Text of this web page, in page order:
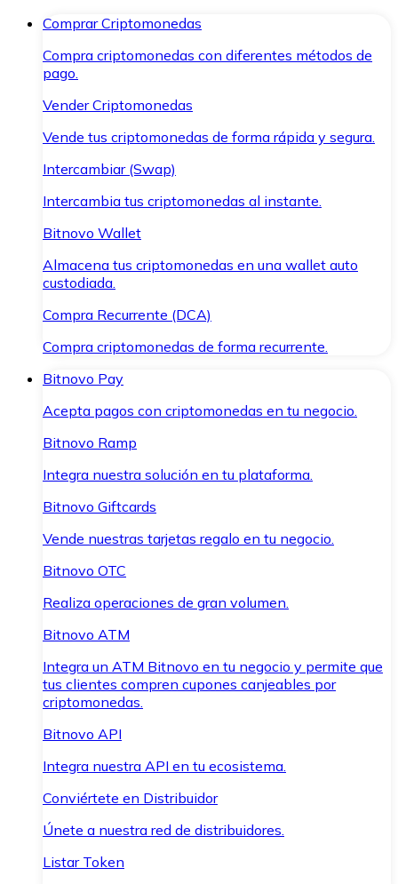
Comprar Criptomonedas
Compra criptomonedas con diferentes métodos de
pago.
Vender Criptomonedas
Vende tus criptomonedas de forma rápida y segura.
Intercambiar (Swap)
Intercambia tus criptomonedas al instante.
Bitnovo Wallet
Almacena tus criptomonedas en una wallet auto
custodiada.
Compra Recurrente (DCA)
Compra criptomonedas de forma recurrente.
Bitnovo Pay
Acepta pagos con criptomonedas en tu negocio.
Bitnovo Ramp
Integra nuestra solución en tu plataforma.
Bitnovo Giftcards
Vende nuestras tarjetas regalo en tu negocio.
Bitnovo OTC
Realiza operaciones de gran volumen.
Bitnovo ATM
Integra un ATM Bitnovo en tu negocio y permite que
tus clientes compren cupones canjeables por
criptomonedas.
Bitnovo API
Integra nuestra API en tu ecosistema.
Conviértete en Distribuidor
Únete a nuestra red de distribuidores.
Listar Token